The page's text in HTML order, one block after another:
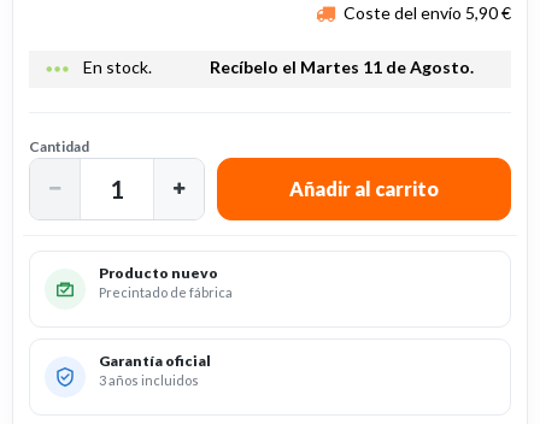
Coste del envío 5,90 €
more_horiz En stock. Recíbelo el Martes 11 de Agosto.
Cantidad
Producto nuevo
Precintado de fábrica
Garantía oficial
3 años incluidos